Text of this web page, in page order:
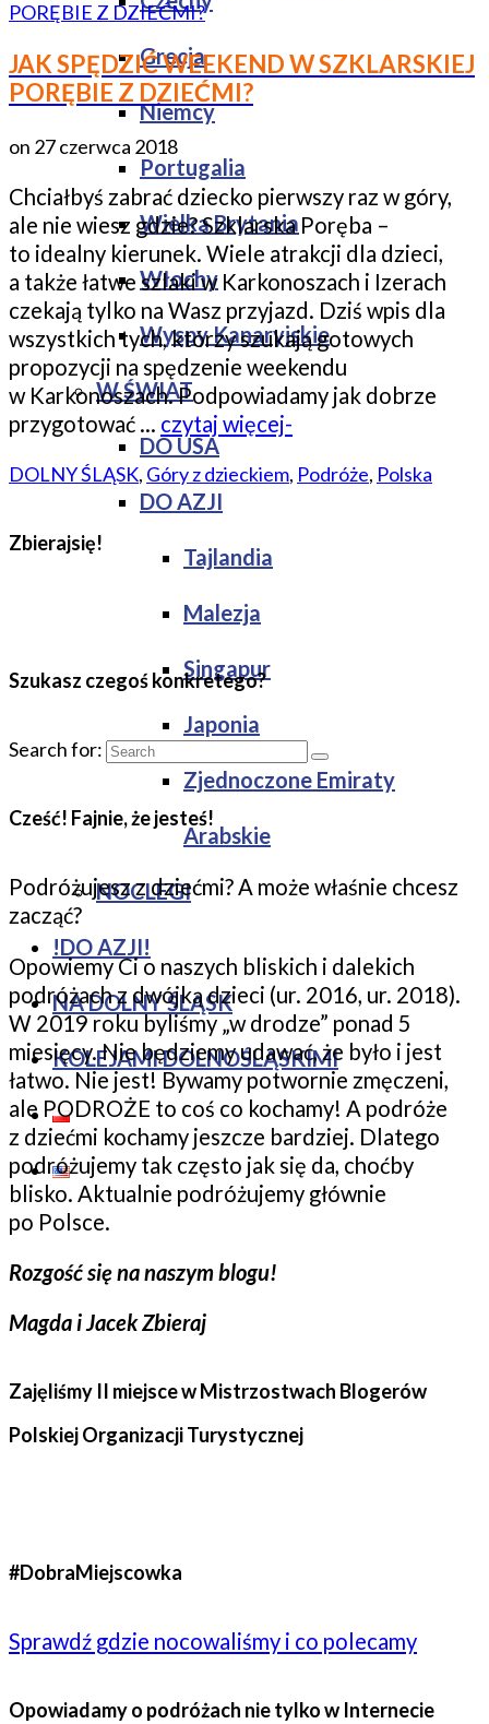
Grecja
Niemcy
Portugalia
Wielka Brytania
Włochy
Wyspy Kanaryjskie
W ŚWIAT
DO USA
DO AZJI
Tajlandia
Malezja
Singapur
Japonia
Zjednoczone Emiraty
Arabskie
NOCLEGI
!DO AZJI!
NA DOLNY ŚLĄSK
KOLEJAMI DOLNOŚLĄSKIMI
JAK SPĘDZIĆ WEEKEND W SZKLARSKIEJ
PORĘBIE Z DZIEĆMI?
on 27 czerwca 2018
Chciałbyś zabrać dziecko pierwszy raz w góry,
ale nie wiesz gdzie? Szklarska Poręba –
to idealny kierunek. Wiele atrakcji dla dzieci,
a także łatwe szlaki w Karkonoszach i Izerach
czekają tylko na Wasz przyjazd. Dziś wpis dla
wszystkich tych, którzy szukają gotowych
propozycji na spędzenie weekendu
w Karkonoszach. Podpowiadamy jak dobrze
przygotować … czytaj więcej-
DOLNY ŚLĄSK, Góry z dzieckiem, Podróże, Polska
Zbierajsię!
Szukasz czegoś konkretego?
Search for:
Cześć! Fajnie, że jesteś!
Podróżujesz z dziećmi? A może właśnie chcesz
zacząć?
Opowiemy Ci o naszych bliskich i dalekich
podróżach z dwójką dzieci (ur. 2016, ur. 2018).
W 2019 roku byliśmy „w drodze” ponad 5
miesięcy. Nie będziemy udawać, że było i jest
łatwo. Nie jest! Bywamy potwornie zmęczeni,
ale PODROŻE to coś co kochamy! A podróże
z dziećmi kochamy jeszcze bardziej. Dlatego
podróżujemy tak często jak się da, choćby
blisko. Aktualnie podróżujemy głównie
po Polsce.
Rozgość się na naszym blogu!
Magda i Jacek Zbieraj
Zajęliśmy II miejsce w Mistrzostwach Blogerów
Polskiej Organizacji Turystycznej
#DobraMiejscowka
Sprawdź gdzie nocowaliśmy i co polecamy
Opowiadamy o podróżach nie tylko w Internecie